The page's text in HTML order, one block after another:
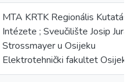
MTA KRTK Regionális
Intézete ; Sveučilište Josip Juraj
Strossmayer u Osijeku
Elektrotehnički fakultet Osijek